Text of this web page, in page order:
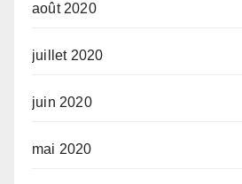
août 2020
juillet 2020
juin 2020
mai 2020